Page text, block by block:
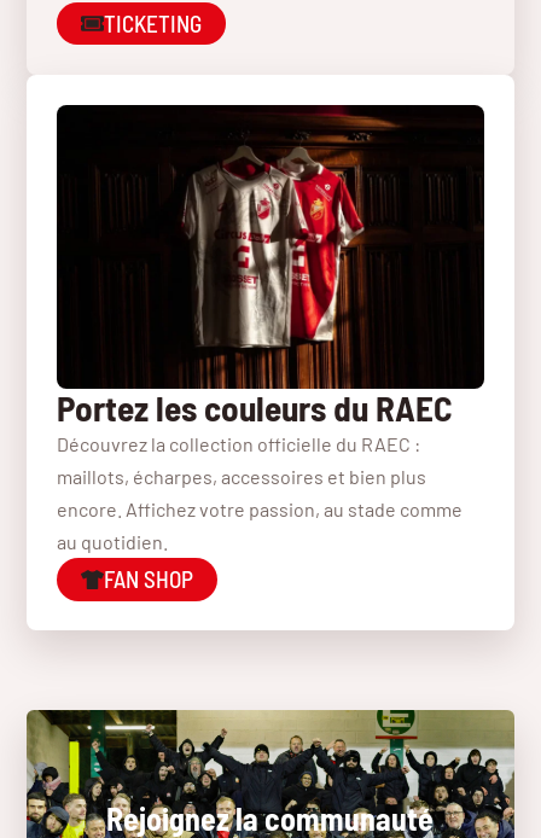
TICKETING
Portez les couleurs du RAEC
Découvrez la collection officielle du RAEC :
maillots, écharpes, accessoires et bien plus
encore. Affichez votre passion, au stade comme
au quotidien.
FAN SHOP
Rejoignez la communauté